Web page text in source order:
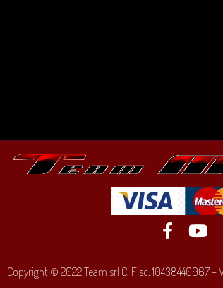
Copyright © 2022 Team srl C. Fisc. 10438440967 –